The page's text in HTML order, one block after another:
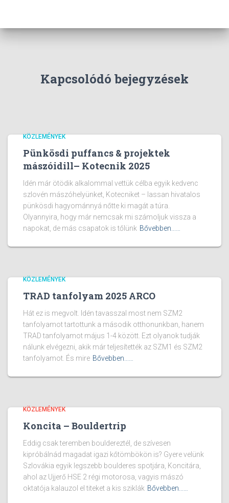
Kapcsolódó bejegyzések
KÖZLEMÉNYEK
Pünkösdi puffancs & projektek
mászóidill– Kotecnik 2025
Idén már ötödik alkalommal vettük célba egyik kedvenc
szlovén mászóhelyünket, Kotecniket – lassan hivatalos
pünkösdi hagyománnyá nőtte ki magát a túra.
Olyannyira, hogy már nemcsak mi számoljuk vissza a
napokat, de más csapatok is tőlünk Bővebben...…
KÖZLEMÉNYEK
TRAD tanfolyam 2025 ARCO
Hát ez is megvolt. Idén tavasszal most nem SZM2
tanfolyamot tartottunk a második otthonunkban, hanem
TRAD tanfolyamot május 1-4 között. Ezt olyanok tudják
nálunk elvégezni, akik már teljesítették az SZM1 és SZM2
tanfolyamot. És mire Bővebben...…
KÖZLEMÉNYEK
Koncita – Bouldertrip
Eddig csak teremben bouldereztél, de szívesen
kipróbálnád magadat igazi kőtömbökön is? Gyere velünk
Szlovákia egyik legszebb boulderes spotjára, Koncitára,
ahol az Ujjerő HSE 2 régi motorosa, vagyis mászó
oktatója kalauzol el titeket a kis sziklák Bővebben...…